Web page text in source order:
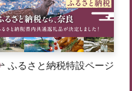
ふるさと納税特設ページ